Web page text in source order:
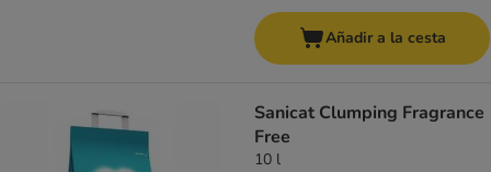
Añadir a la cesta
Sanicat Clumping Fragrance
Free
10 l